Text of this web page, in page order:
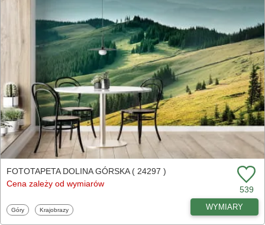
FOTOTAPETA DOLINA GÓRSKA ( 24297 )
Cena zależy od wymiarów
539
Fototapety
Góry Fototapety
Krajobrazy WYMIARY